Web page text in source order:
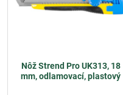
Nôž Strend Pro UK313, 18
mm, odlamovací, plastový